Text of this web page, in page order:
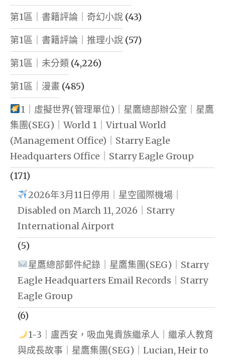
第1區｜書籍評論｜奇幻小說 (43)
第1區｜書籍評論｜推理小說 (57)
第1區｜未分類 (4,226)
第1區｜漫畫 (485)
1｜虛擬世界(管理單位)｜星鷹總部辦公室｜星鷹
集團(SEG)｜World 1｜Virtual World
(Management Office)｜Starry Eagle
Headquarters Office｜Starry Eagle Group
(171)
2026年3月11日停用｜星空國際機場｜
Disabled on March 11, 2026｜Starry
International Airport
(5)
星鷹總部郵件紀錄｜星鷹集團(SEG)｜Starry
Eagle Headquarters Email Records｜Starry
Eagle Group
(6)
1-3｜盧西安，吸血鬼貴族繼承人｜繼承人教育
與成長故事｜星鷹集團(SEG)｜Lucian, Heir to